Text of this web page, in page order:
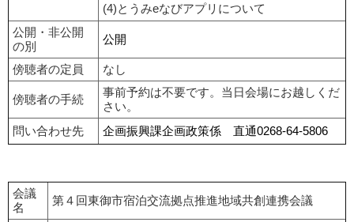
(4)とうみeなびアプリについて
公開・非公開
の別
公開
傍聴者の定員 なし
傍聴者の手続
事前予約は不要です。当日会場にお越しくだ
さい。
問い合わせ先
企画振興課企画政策係 直通0268-64-5806
会議
名
第４回東御市宿泊交流拠点推進地域共創連携会議